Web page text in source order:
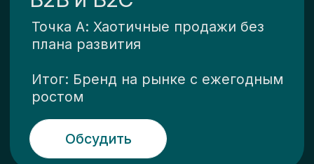
mail@popovboris.ru
© 2022-2026 Борис Попов
информация на сайте не
является публичной оффертой
Политика конфиденциальности
Тел: +7(495) 155-75-85